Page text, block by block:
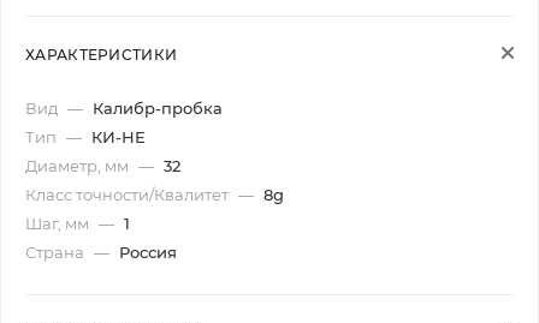
ХАРАКТЕРИСТИКИ
Вид — Калибр-пробка
Тип — КИ-НЕ
Диаметр, мм — 32
Класс точности/Квалитет — 8g
Шаг, мм — 1
Страна — Россия